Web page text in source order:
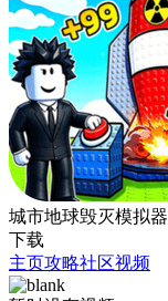
城市地球毁灭模拟器
下载
主页攻略社区视频